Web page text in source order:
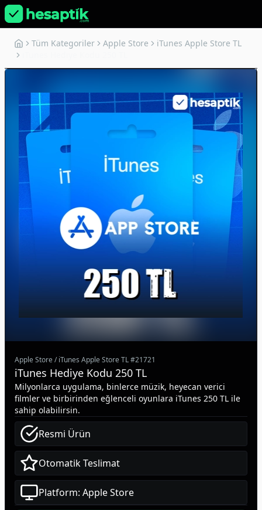
Tüm Kategoriler Apple Store
iTunes Apple Store TL
Apple Store/iTunes Apple Store TL#21721
iTunes Hediye Kodu 250 TL
Milyonlarca uygulama, binlerce müzik, heyecan verici
filmler ve birbirinden eğlenceli oyunlara iTunes 250 TL ile
sahip olabilirsin.
Resmi Ürün
Otomatik Teslimat
Platform: Apple Store